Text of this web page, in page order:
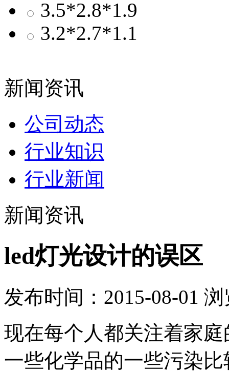
3.5*2.8*1.9
3.2*2.7*1.1
新闻资讯
公司动态
行业知识
行业新闻
新闻资讯
led灯光设计的误区
发布时间：2015-08-01
现在每个人都关注着家
一些化学品的一些污染